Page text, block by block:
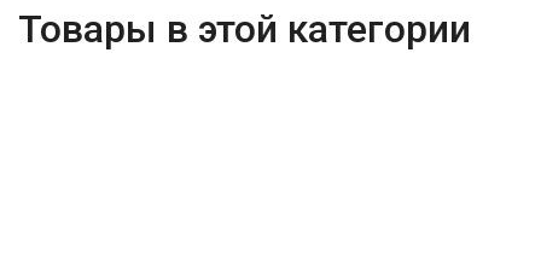
Товары в этой категории